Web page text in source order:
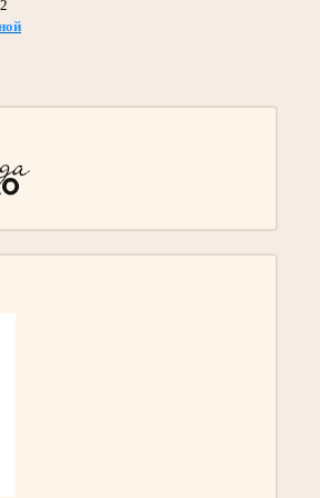
- председателя суда с 1986 по 2013гг.
в Великой Отечественной войне 1941-
Ярулла Хикматович
Отечественной войны
народного суда с 1954 по 1957гг.
над Германией в Великой Отечественной войне
Отечественной войне 1941-1945гг.»